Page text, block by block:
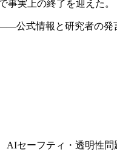
事実上の終了を迎えた。
公式情報と研究者の発
AIセーフティ・透明性問